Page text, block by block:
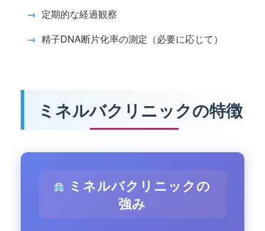
→ 定期的な経過観察
→ 精子DNA断片化率の測定（必要に応じて）
ミネルバクリニックの特徴
ミネルバクリニックの
強み